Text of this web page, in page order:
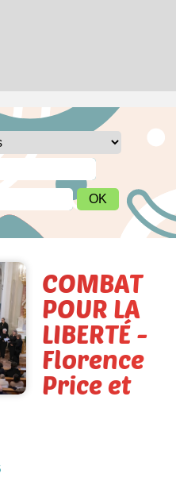
COMBAT
POUR LA
LIBERTÉ -
Florence
Price et